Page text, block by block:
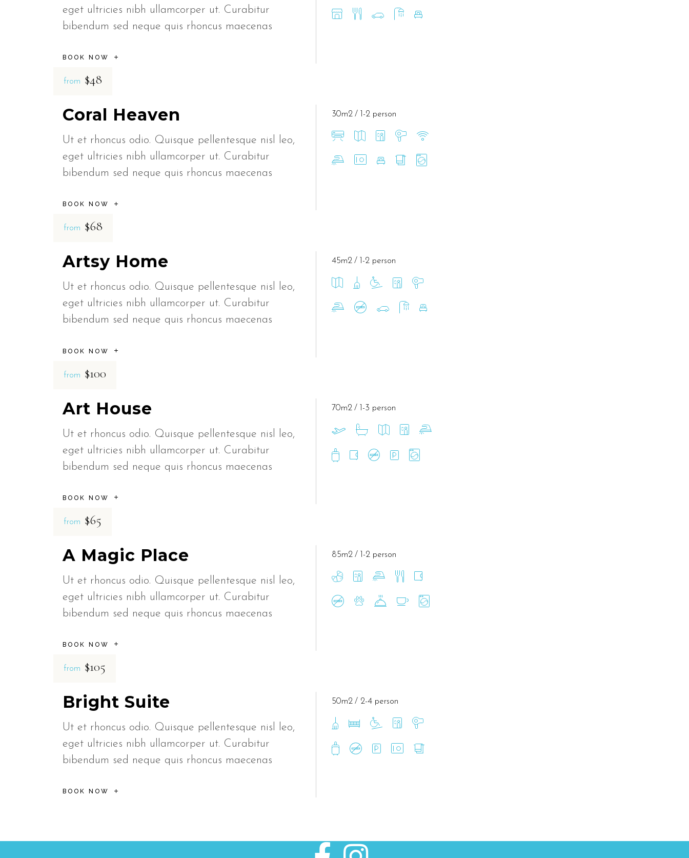
eget ultricies nibh ullamcorper ut. Curabitur
bibendum sed neque quis rhoncus maecenas
BOOK NOW
from $48
Coral Heaven
Ut et rhoncus odio. Quisque pellentesque nisl leo,
eget ultricies nibh ullamcorper ut. Curabitur
bibendum sed neque quis rhoncus maecenas
BOOK NOW
30m2 1-2 person
from $68
Artsy Home
Ut et rhoncus odio. Quisque pellentesque nisl leo,
eget ultricies nibh ullamcorper ut. Curabitur
bibendum sed neque quis rhoncus maecenas
BOOK NOW
45m2 1-2 person
from $100
Art House
Ut et rhoncus odio. Quisque pellentesque nisl leo,
eget ultricies nibh ullamcorper ut. Curabitur
bibendum sed neque quis rhoncus maecenas
BOOK NOW
70m2 1-3 person
from $65
A Magic Place
Ut et rhoncus odio. Quisque pellentesque nisl leo,
eget ultricies nibh ullamcorper ut. Curabitur
bibendum sed neque quis rhoncus maecenas
BOOK NOW
85m2 1-2 person
from $105
Bright Suite
Ut et rhoncus odio. Quisque pellentesque nisl leo,
eget ultricies nibh ullamcorper ut. Curabitur
bibendum sed neque quis rhoncus maecenas
BOOK NOW
50m2 2-4 person